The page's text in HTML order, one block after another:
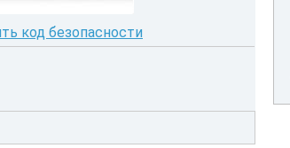
код безопасности